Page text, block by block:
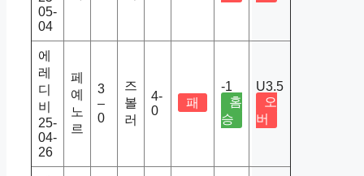
05-
04
에
레
디
비
25-
04-
26
페
예
노
르
3
–
0
즈
볼
러
4-
0
패
-1
홈
승
U3.5
오
버